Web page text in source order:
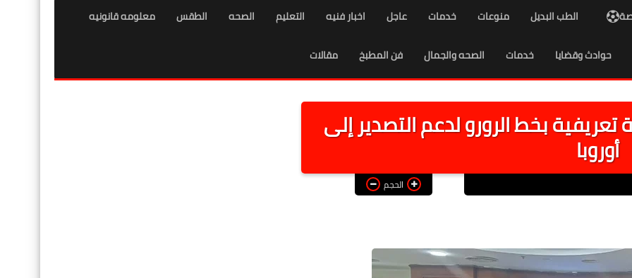
الطب البديل منوعات خدمات عاجل اخبار فنيه التعليم الصحه الطقس معلومه قانونيه
حوادث وقضايا خدمات الصحه والجمال فن المطبخ مقالات
بخط الرورو لدعم التصدير إلى
أوروبا
الحجم